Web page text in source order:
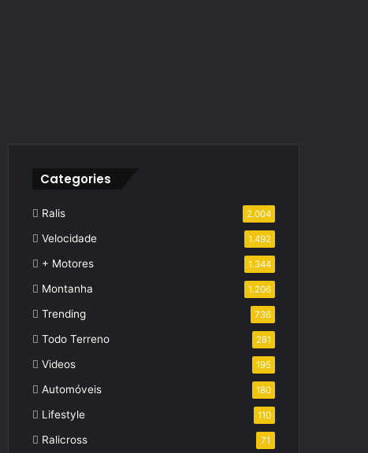
Categories
Ralis 2.004
Velocidade 1.492
+ Motores 1.344
Montanha 1.206
Trending 736
Todo Terreno 281
Videos 195
Automóveis 180
Lifestyle 110
Ralicross 71